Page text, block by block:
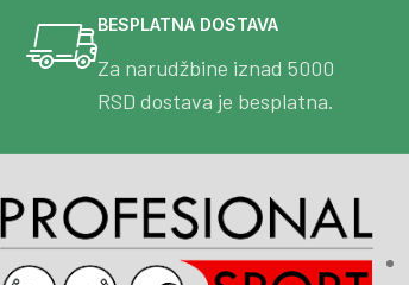
BESPLATNA DOSTAVA
Za narudžbine iznad 5000
RSD dostava je besplatna.